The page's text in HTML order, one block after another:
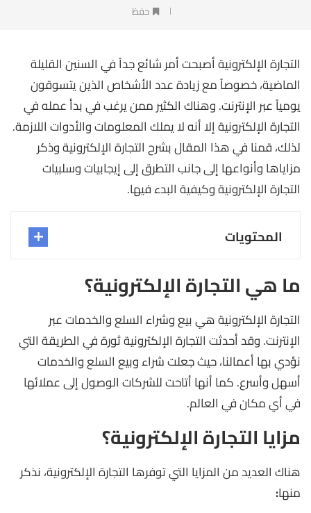
حفظ
التجارة الإلكترونية أصبحت أمر شائع جداً في السنين القليلة
الماضية، خصوصاً مع زيادة عدد الأشخاص الذين يتسوقون
يومياً عبر الإنترنت. وهناك الكثير ممن يرغب في بدأ عمله في
التجارة الإلكترونية إلا أنه لا يملك المعلومات والأدوات اللازمة.
لذلك، قمنا في هذا المقال بشرح التجارة الإلكترونية وذكر
مزاياها وأنواعها إلى جانب التطرق إلى إيجابيات وسلبيات
التجارة الإلكترونية وكيفية البدء فيها.
المحتويات
ما هي التجارة الإلكترونية؟
التجارة الإلكترونية هي بيع وشراء السلع والخدمات عبر
الإنترنت. وقد أحدثت التجارة الإلكترونية ثورة في الطريقة التي
نؤدي بها أعمالنا، حيث جعلت شراء وبيع السلع والخدمات
أسهل وأسرع. كما أنها أتاحت للشركات الوصول إلى عملائها
في أي مكان في العالم.
مزايا التجارة الإلكترونية؟
هناك العديد من المزايا التي توفرها التجارة الإلكترونية، نذكر
منها: